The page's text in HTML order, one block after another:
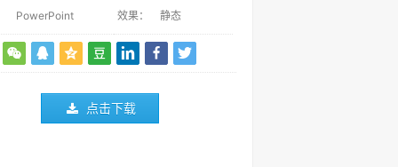
PowerPoint 效果： 静态
点击下载